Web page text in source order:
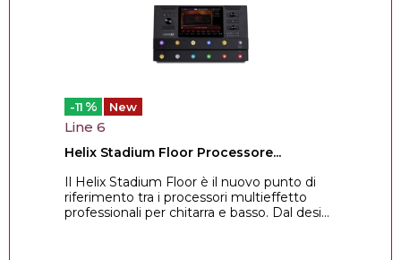
-11 % New
Line 6
Helix Stadium Floor Processore...
Il Helix Stadium Floor è il nuovo punto di
riferimento tra i processori multieffetto
professionali per chitarra e basso. Dal desi...